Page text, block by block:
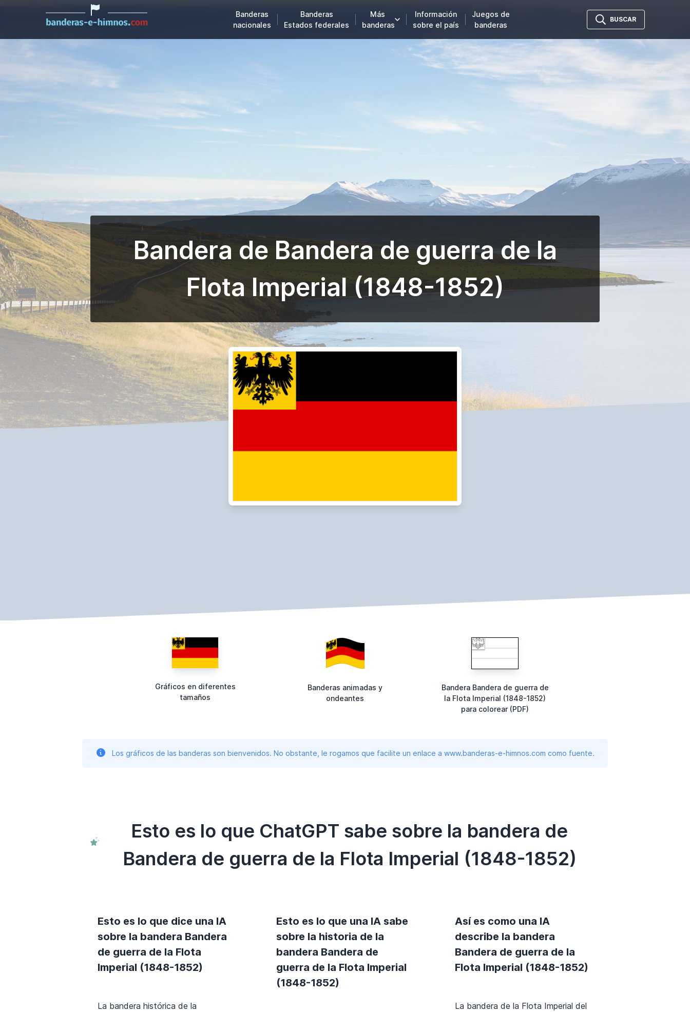
Banderas
nacionales
Banderas
Estados federales
Más
banderas
Información
sobre el país
Juegos de
banderas
BUSCAR
Bandera de Bandera de guerra de la
Flota Imperial (1848-1852)
Gráficos en diferentes
tamaños
Banderas animadas y
ondeantes
Bandera Bandera de guerra de
la Flota Imperial (1848-1852)
para colorear (PDF)
Los gráficos de las banderas son bienvenidos. No obstante, le rogamos que facilite un enlace a www.banderas-e-himnos.com como fuente.
Esto es lo que ChatGPT sabe sobre la bandera de
Bandera de guerra de la Flota Imperial (1848-1852)
Esto es lo que dice una IA
sobre la bandera Bandera
de guerra de la Flota
Imperial (1848-1852)
La bandera histórica de la
Esto es lo que una IA sabe
sobre la historia de la
bandera Bandera de
guerra de la Flota Imperial
(1848-1852)
Así es como una IA
describe la bandera
Bandera de guerra de la
Flota Imperial (1848-1852)
La bandera de la Flota Imperial del